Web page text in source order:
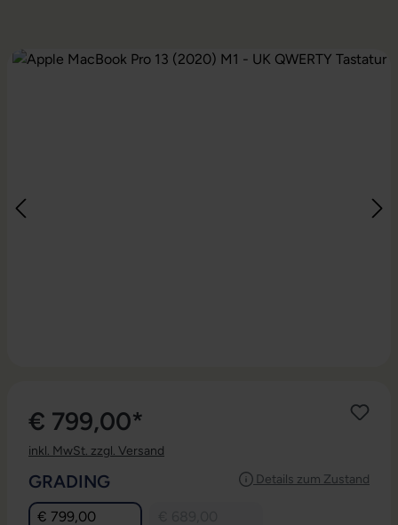
Bildergalerie überspringen
€ 799,00*
inkl. MwSt. zzgl. Versand
Details zum Zustand
GRADING
€ 799,00